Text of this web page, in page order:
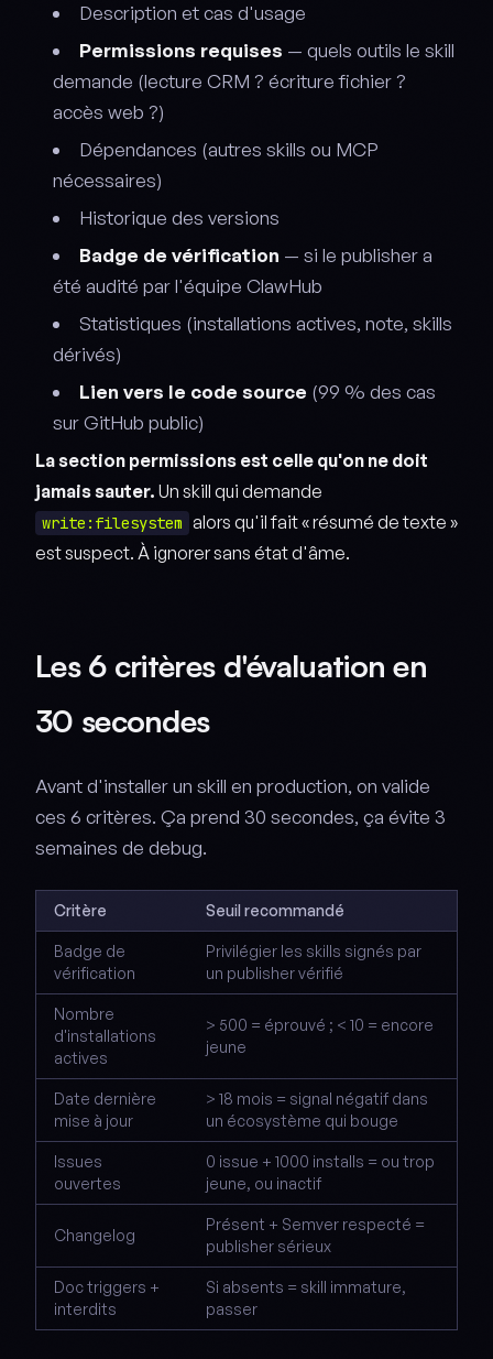
Description et cas d'usage
Permissions requises — quels outils le skill
demande (lecture CRM ? écriture fichier ?
accès web ?)
Dépendances (autres skills ou MCP
nécessaires)
Historique des versions
Badge de vérification — si le publisher a
été audité par l'équipe ClawHub
Statistiques (installations actives, note, skills
dérivés)
Lien vers le code source (99 % des cas
sur GitHub public)
La section permissions est celle qu'on ne doit
jamais sauter. Un skill qui demande
write:filesystem alors qu'il fait « résumé de texte »
est suspect. À ignorer sans état d'âme.
Les 6 critères d'évaluation en
30 secondes
Avant d'installer un skill en production, on valide
ces 6 critères. Ça prend 30 secondes, ça évite 3
semaines de debug.
Critère Seuil recommandé
Badge de
vérification
Privilégier les skills signés par
un publisher vérifié
Nombre
d'installations
actives
> 500 = éprouvé ; < 10 = encore
jeune
Date dernière
mise à jour
> 18 mois = signal négatif dans
un écosystème qui bouge
Issues
ouvertes
0 issue + 1000 installs = ou trop
jeune, ou inactif
Changelog
Présent + Semver respecté =
publisher sérieux
Doc triggers +
interdits
Si absents = skill immature,
passer